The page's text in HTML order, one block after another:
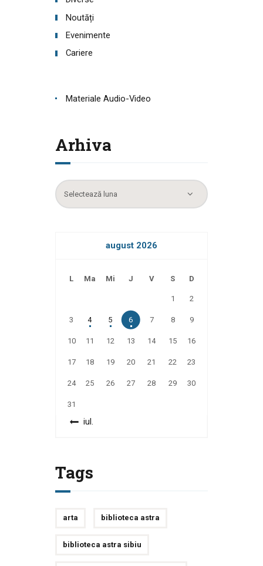
Noutăți
Evenimente
Cariere
Materiale Audio-Video
Arhiva
Arhiva
august 2026
L Ma Mi J V S D
1 2
3 4 5 6 7 8 9
10 11 12 13 14 15 16
17 18 19 20 21 22 23
24 25 26 27 28 29 30
31
« iul.
Tags
arta biblioteca astra
biblioteca astra sibiu